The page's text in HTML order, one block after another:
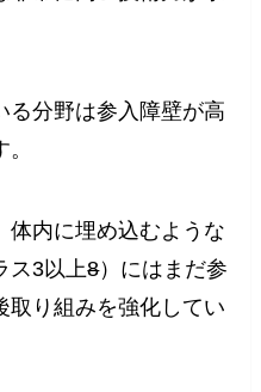
る分野は参入障壁が高
体内に埋め込むような
ス3以上8）にはまだ参
取り組みを強化してい